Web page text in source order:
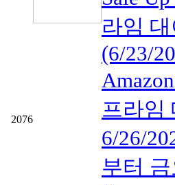
2076
라임
(6/23/
프라임
6/26/
부터 금